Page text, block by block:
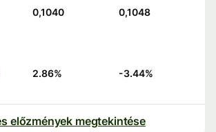
0,1040 0,1048
2.86% -3.44%
előzmények megtekintése